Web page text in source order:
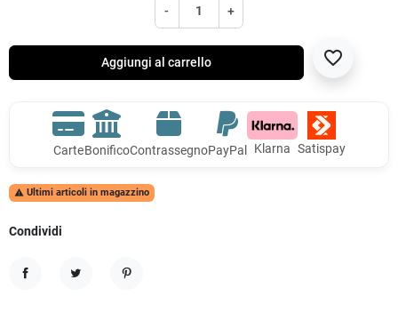
- +
Aggiungi al carrello favorite_border
CarteBonificoContrassegnoPayPal Klarna Satispay
 Ultimi articoli in magazzino
Condividi